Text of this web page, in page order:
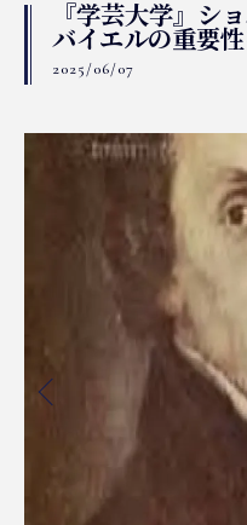
『学芸大学』シ
バイエルの重要
2025/06/07